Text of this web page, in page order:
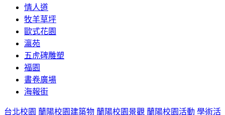
情人道
牧羊草坪
歐式花園
瀛苑
五虎碑雕塑
福園
書卷廣場
海報街
台北校園 蘭陽校園建築物 蘭陽校園景觀 蘭陽校園活動 學術活